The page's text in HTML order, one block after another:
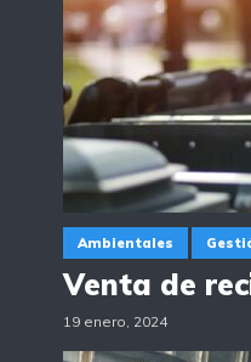
Ambientales
Venta de
19 enero, 2024